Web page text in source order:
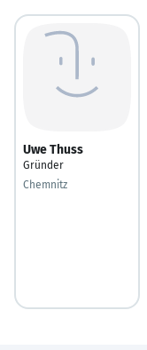
Uwe Thuss
Gründer
Chemnitz